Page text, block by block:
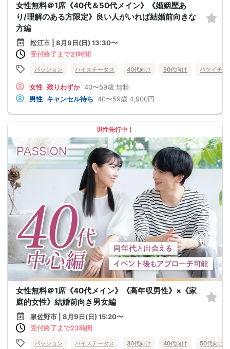
女性無料＠1席《40代＆50代メイン》《婚姻歴あ
り/理解のある方限定》良い人がいれば結婚前向きな
方編
松江市 | 8月9日(日) 13:30〜
受付終了まで21時間
パッション ハイステータス 40代向け 50代向け バツイチ・
女性 残りわずか 40〜59歳 無料
男性 キャンセル待ち 40〜59歳 4,900円
男性先行中！
女性無料＠1席《40代メイン》《高年収男性》×《家
庭的女性》結婚前向き男女編
泉佐野市 | 8月9日(日) 15:20〜
受付終了まで23時間
パッション ハイステータス 30代向け 40代向け 50代向け